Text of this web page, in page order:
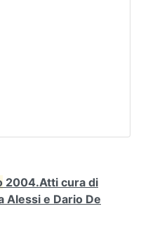
2004.Atti cura di
Alessi e Dario De